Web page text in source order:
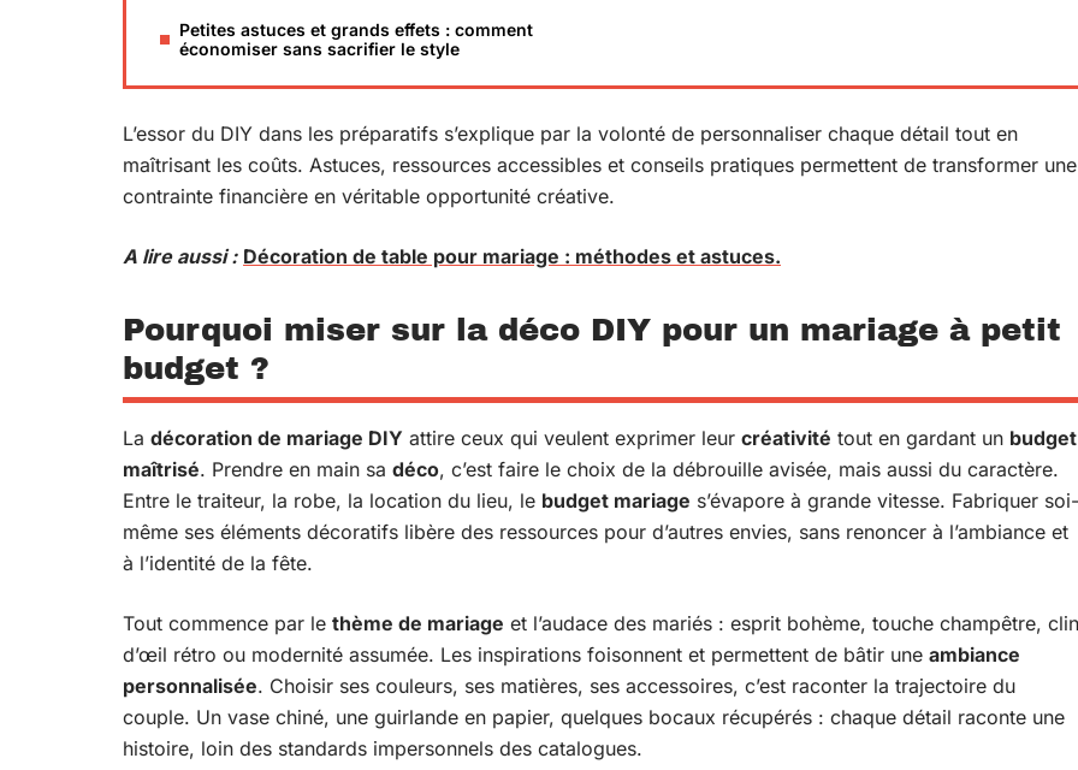
Petites astuces et grands effets : comment
économiser sans sacrifier le style
L’essor du DIY dans les préparatifs s’explique par la volonté de personnaliser chaque détail tout en
maîtrisant les coûts. Astuces, ressources accessibles et conseils pratiques permettent de transformer une
contrainte financière en véritable opportunité créative.
A lire aussi : Décoration de table pour mariage : méthodes et astuces.
Pourquoi miser sur la déco DIY pour un mariage à petit
budget ?
La décoration de mariage DIY attire ceux qui veulent exprimer leur créativité tout en gardant un budget
maîtrisé. Prendre en main sa déco, c’est faire le choix de la débrouille avisée, mais aussi du caractère.
Entre le traiteur, la robe, la location du lieu, le budget mariage s’évapore à grande vitesse. Fabriquer soi-
même ses éléments décoratifs libère des ressources pour d’autres envies, sans renoncer à l’ambiance et
à l’identité de la fête.
Tout commence par le thème de mariage et l’audace des mariés : esprit bohème, touche champêtre, clin
d’œil rétro ou modernité assumée. Les inspirations foisonnent et permettent de bâtir une ambiance
personnalisée. Choisir ses couleurs, ses matières, ses accessoires, c’est raconter la trajectoire du
couple. Un vase chiné, une guirlande en papier, quelques bocaux récupérés : chaque détail raconte une
histoire, loin des standards impersonnels des catalogues.